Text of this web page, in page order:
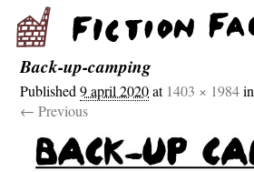
Back-up-camping
Published9 april 2020at 1403 × 1984
← Previous